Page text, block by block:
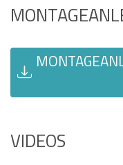
VIDEOS